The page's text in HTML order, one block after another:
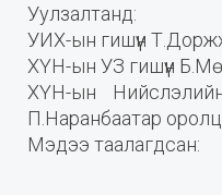
Уулзалтанд:
УИХ-ын гишүүн
ХҮН-ын УЗ гишүүн
ХҮН-ын
П.Наранбаатар
Мэдээ таалагдсан: